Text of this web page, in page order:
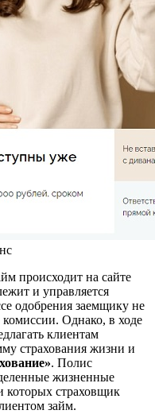
происходит на сайте
и управляется
одобрения заемщику не
Однако, в ходе
клиентам
страхования жизни и
. Полис
жизненные
которых страховщик
займ.